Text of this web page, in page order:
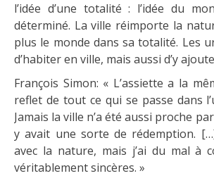
l’idée d’une totalité : l’idée du
déterminé. La ville réimporte la
plus le monde dans sa totalité. Les
d’habiter en ville, mais aussi d’y
François Simon: « L’assiette a la
reflet de tout ce qui se passe dans
Jamais la ville n’a été aussi proche
y avait une sorte de rédemption.
avec la nature, mais j’ai du mal à
véritablement sincères. »